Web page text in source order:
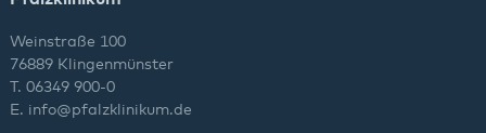
Weinstraße 100
76889 Klingenmünster
T. 06349 900-0
E. info@pfalzklinikum.de